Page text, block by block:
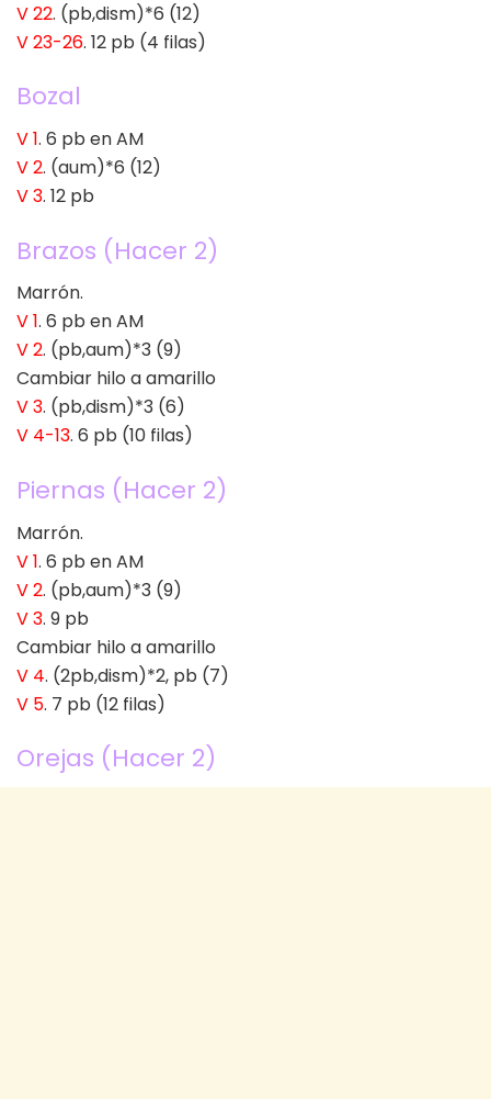
V 22. (pb,dism)*6 (12)
V 23-26. 12 pb (4 filas)
Bozal
V 1. 6 pb en AM
V 2. (aum)*6 (12)
V 3. 12 pb
Brazos (Hacer 2)
Marrón.
V 1. 6 pb en AM
V 2. (pb,aum)*3 (9)
Cambiar hilo a amarillo
V 3. (pb,dism)*3 (6)
V 4-13. 6 pb (10 filas)
Piernas (Hacer 2)
Marrón.
V 1. 6 pb en AM
V 2. (pb,aum)*3 (9)
V 3. 9 pb
Cambiar hilo a amarillo
V 4. (2pb,dism)*2, pb (7)
V 5. 7 pb (12 filas)
Orejas (Hacer 2)